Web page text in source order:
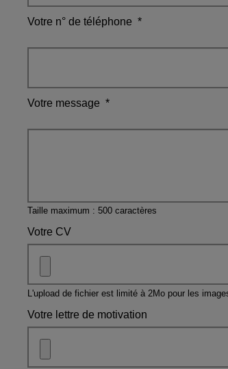
Votre n° de téléphone *
Votre message *
Taille maximum : 500 caractères
Votre CV
L'upload de fichier est limité à 2Mo pour les
Votre lettre de motivation